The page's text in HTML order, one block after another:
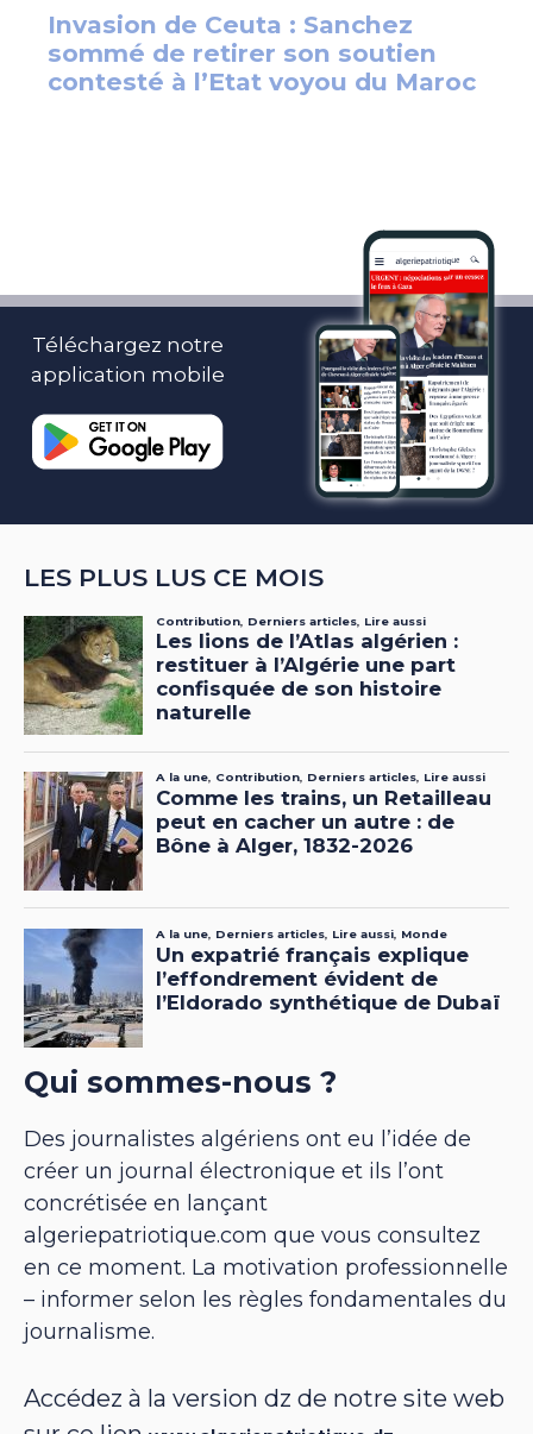
Téléchargez notre
application mobile
LES PLUS LUS CE MOIS
Qui sommes-nous ?
Des journalistes algériens ont eu l’idée de
créer un journal électronique et ils l’ont
concrétisée en lançant
algeriepatriotique.com que vous consultez
en ce moment. La motivation professionnelle
– informer selon les règles fondamentales du
journalisme.
Accédez à la version dz de notre site web